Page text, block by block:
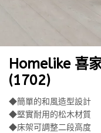
Homelike 喜
(1702)
◆簡單的和風造型設計
◆堅實耐用的松木材質
◆床架可調整二段高度